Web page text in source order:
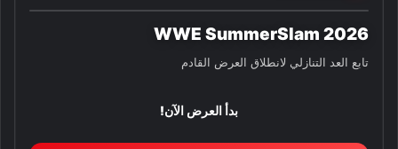
WWE SummerSlam 2026
تابع العد التنازلي لانطلاق العرض القادم
بدأ العرض الآن!